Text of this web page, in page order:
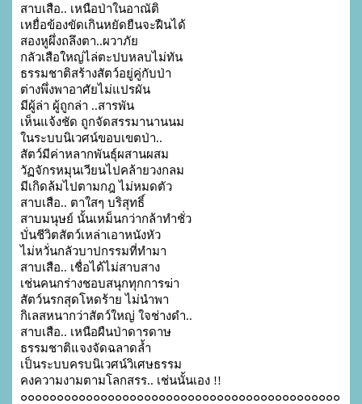
สาบเสือ.. เหนือป่าในอาณัติ
เหยื่อข้องขัดเกินหยัดยืนจะฝืนได้
สองหูผึ่งถลึงตา..ผวาภัย
กลัวเสือใหญ่ไล่ตะปบหลบไม่ทัน
ธรรมชาติสร้างสัตว์อยู่คู่กับป่า
ต่างพึ่งพาอาศัยไม่แปรผัน
มีผู้ล่า ผู้ถูกล่า ..สารพัน
เห็นแจ้งชัด ถูกจัดสรรมานานนม
ในระบบนิเวศน์ขอบเขตป่า..
สัตว์มีค่าหลากพันธุ์ผสานผสม
วัฏจักรหมุนเวียนไปคล้ายวงกลม
มีเกิดล้มไปตามกฎ ไม่หมดตัว
สาบเสือ.. ตาใสๆ บริสุทธิ์
สาบมนุษย์ นั้นเหม็นกว่ากล้าทำชั่ว
บั่นชีวิตสัตว์เหล่าเอาหนังหัว
ไม่หวั่นกลัวบาปกรรมที่ทำมา
สาบเสือ.. เชื่อได้ไม่สาบสาง
เช่นคนกร่างชอบสนุกทุกการฆ่า
สัตว์นรกสุดโหดร้าย ไม่นำพา
กิเลสหนากว่าสัตว์ใหญ่ ใจช่างดำ..
สาบเสือ.. เหนือผืนป่าดารดาษ
ธรรมชาติแจงจัดฉลาดล้ำ
เป็นระบบครบนิเวศน์วิเศษธรรม
คงความงามตามโลกสรร.. เช่นนั้นเอง !!
๐๐๐๐๐๐๐๐๐๐๐๐๐๐๐๐๐๐๐๐๐๐๐๐๐๐๐๐๐๐๐๐๐๐๐๐๐๐๐๐๐๐๐๐